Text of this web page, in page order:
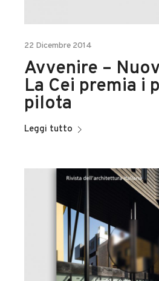
22 Dicembre 2014
Avvenire –
La Cei premia i
pilota
Leggi tutto